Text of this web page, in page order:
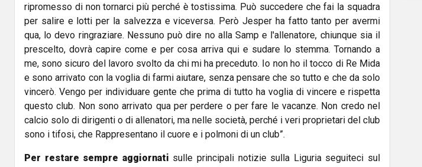
ripromesso di non tornarci più perché è tostissima. Può succedere che fai la squadra
per salire e lotti per la salvezza e viceversa. Però Jesper ha fatto tanto per avermi
qua, lo devo ringraziare. Nessuno può dire no alla Samp e l'allenatore, chiunque sia il
prescelto, dovrà capire come e per cosa arriva qui e sudare lo stemma. Tornando a
me, sono sicuro del lavoro svolto da chi mi ha preceduto. Io non ho il tocco di Re Mida
e sono arrivato con la voglia di farmi aiutare, senza pensare che so tutto e che da solo
vincerò. Vengo per individuare gente che prima di tutto ha voglia di vincere e rispetta
questo club. Non sono arrivato qua per perdere o per fare le vacanze. Non credo nel
calcio solo di dirigenti o di allenatori, ma nelle società, perché i veri proprietari del club
sono i tifosi, che Rappresentano il cuore e i polmoni di un club”.
Per restare sempre aggiornati sulle principali notizie sulla Liguria seguiteci sul